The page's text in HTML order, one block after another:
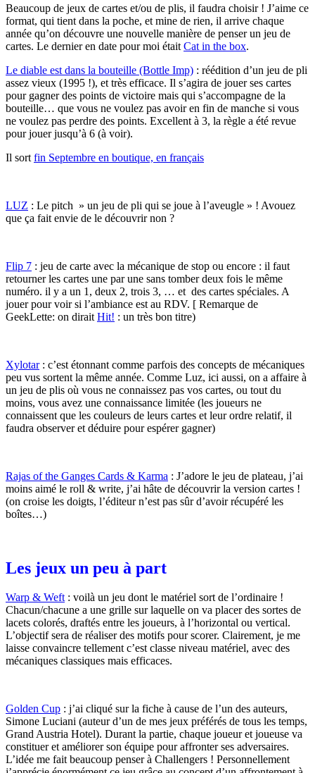
Beaucoup de jeux de cartes et/ou de plis, il faudra choisir ! J’aime ce
format, qui tient dans la poche, et mine de rien, il arrive chaque
année qu’on découvre une nouvelle manière de penser un jeu de
cartes. Le dernier en date pour moi était Cat in the box.
Le diable est dans la bouteille (Bottle Imp) : réédition d’un jeu de pli
assez vieux (1995 !), et très efficace. Il s’agira de jouer ses cartes
pour gagner des points de victoire mais qui s’accompagne de la
bouteille… que vous ne voulez pas avoir en fin de manche si vous
ne voulez pas perdre des points. Excellent à 3, la règle a été revue
pour jouer jusqu’à 6 (à voir).
Il sort fin Septembre en boutique, en français
LUZ : Le pitch » un jeu de pli qui se joue à l’aveugle » ! Avouez
que ça fait envie de le découvrir non ?
Flip 7 : jeu de carte avec la mécanique de stop ou encore : il faut
retourner les cartes une par une sans tomber deux fois le même
numéro. il y a un 1, deux 2, trois 3, … et des cartes spéciales. A
jouer pour voir si l’ambiance est au RDV. [ Remarque de
GeekLette: on dirait Hit! : un très bon titre)
Xylotar: c’est étonnant comme parfois des concepts de mécaniques
peu vus sortent la même année. Comme Luz, ici aussi, on a affaire à
un jeu de plis où vous ne connaissez pas vos cartes, ou tout du
moins, vous avez une connaissance limitée (les joueurs ne
connaissent que les couleurs de leurs cartes et leur ordre relatif, il
faudra observer et déduire pour espérer gagner)
Rajas of the Ganges Cards & Karma : J’adore le jeu de plateau, j’ai
moins aimé le roll & write, j’ai hâte de découvrir la version cartes !
(on croise les doigts, l’éditeur n’est pas sûr d’avoir récupéré les
boîtes…)
Les jeux un peu à part
Warp & Weft: voilà un jeu dont le matériel sort de l’ordinaire !
Chacun/chacune a une grille sur laquelle on va placer des sortes de
lacets colorés, draftés entre les joueurs, à l’horizontal ou vertical.
L’objectif sera de réaliser des motifs pour scorer. Clairement, je me
laisse convaincre tellement c’est classe niveau matériel, avec des
mécaniques classiques mais efficaces.
Golden Cup : j’ai cliqué sur la fiche à cause de l’un des auteurs,
Simone Luciani (auteur d’un de mes jeux préférés de tous les temps,
Grand Austria Hotel). Durant la partie, chaque joueur et joueuse va
constituer et améliorer son équipe pour affronter ses adversaires.
L’idée me fait beaucoup penser à Challengers ! Personnellement